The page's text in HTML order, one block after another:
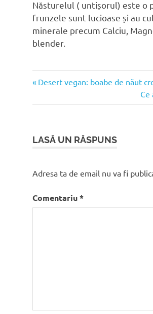
Năsturelul ( untișorul) este o
frunzele sunt lucioase și au
minerale precum Calciu,
blender.
Navigare
în
Articolul
Desert vegan: boabe de năut
Ce
LASĂ UN RĂSPUNS
Adresa ta de email nu va fi
Comentariu*